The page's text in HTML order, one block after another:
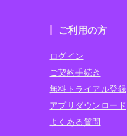
ご利用の方
ログイン
ご契約手続き
無料トライアル登録
アプリダウンロード
よくある質問